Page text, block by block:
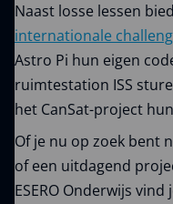
Naast losse lessen
internationale
Astro Pi hun eigen
ruimtestation ISS
het CanSat-project
Of je nu op zoek bent
of een uitdagend
ESERO Onderwijs